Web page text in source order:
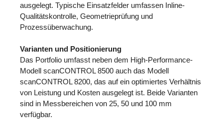
ausgelegt. Typische Einsatzfelder umfassen Inline-
Qualitätskontrolle, Geometrieprüfung und
Prozessüberwachung.
Varianten und Positionierung
Das Portfolio umfasst neben dem High-Performance-
Modell scanCONTROL 8500 auch das Modell
scanCONTROL 8200, das auf ein optimiertes Verhältnis
von Leistung und Kosten ausgelegt ist. Beide Varianten
sind in Messbereichen von 25, 50 und 100 mm
verfügbar.